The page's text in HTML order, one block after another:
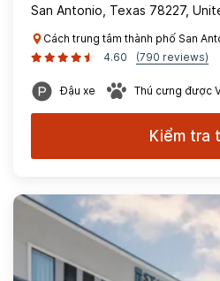
San Antonio, Texas 78227,
Cách trung tâm thành phố San
4.60
(790 reviews)
Đậu xe Thú cưng được
Kiểm tra